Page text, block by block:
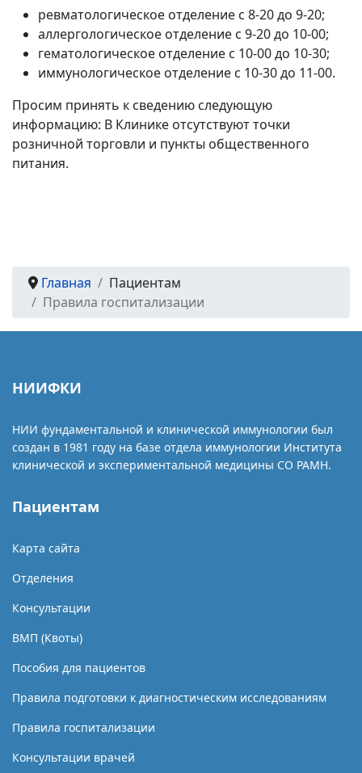
ревматологическое отделение с 8-20 до 9-20;
аллергологическое отделение с 9-20 до 10-00;
гематологическое отделение с 10-00 до 10-30;
иммунологическое отделение с 10-30 до 11-00.
Просим принять к сведению следующую
информацию: В Клинике отсутствуют точки
розничной торговли и пункты общественного
питания.
Главная
Пациентам
Правила госпитализации
НИИФКИ
НИИ фундаментальной и клинической иммунологии был
создан в 1981 году на базе отдела иммунологии Института
клинической и экспериментальной медицины СО РАМН.
Пациентам
Карта сайта
Отделения
Консультации
ВМП (Квоты)
Пособия для пациентов
Правила подготовки к диагностическим исследованиям
Правила госпитализации
Консультации врачей